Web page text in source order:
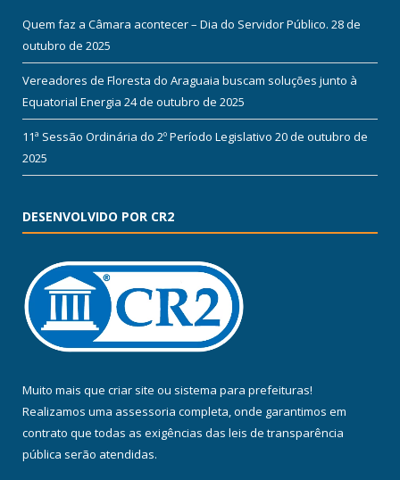
Quem faz a Câmara acontecer – Dia do Servidor Público. 28 de
outubro de 2025
Vereadores de Floresta do Araguaia buscam soluções junto à
Equatorial Energia 24 de outubro de 2025
11ª Sessão Ordinária do 2º Período Legislativo 20 de outubro de
2025
DESENVOLVIDO POR CR2
Muito mais que criar site ou sistema para prefeituras!
Realizamos uma assessoria completa, onde garantimos em
contrato que todas as exigências das leis de transparência
pública serão atendidas.